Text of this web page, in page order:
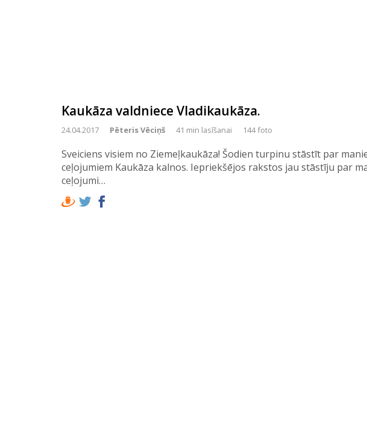
Kaukāza valdniece Vladikaukāza.
24.04.2017 Pēteris Vēciņš 41 min lasīšanai 144 foto
Sveiciens visiem no Ziemeļkaukāza! Šodien turpinu stāstīt par
ceļojumiem Kaukāza kalnos. Iepriekšējos rakstos jau stāstīju par
ceļojumi…